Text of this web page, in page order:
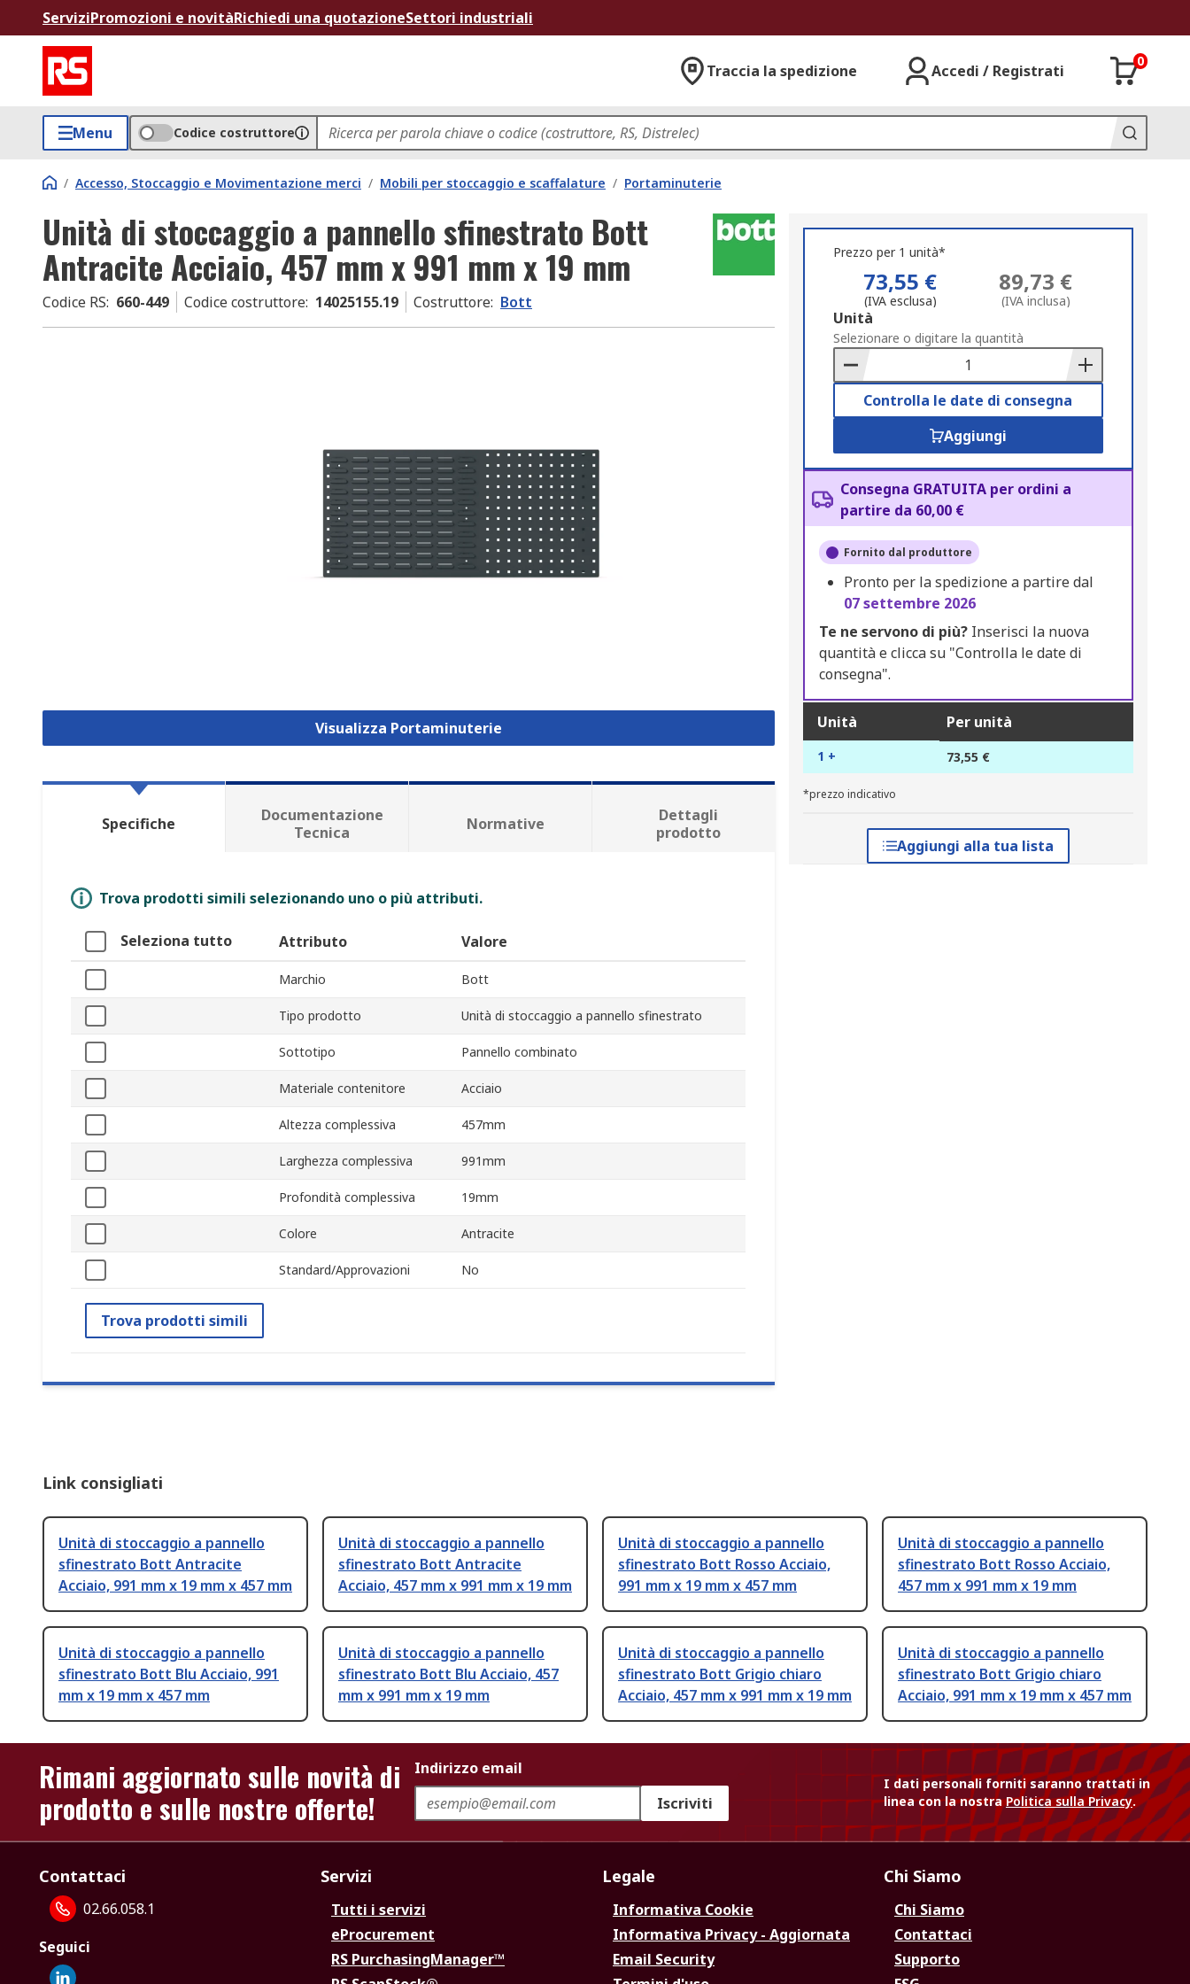
ServiziPromozioni e novitàRichiedi una quotazioneSettori industriali
Traccia la spedizione Accedi / Registrati
0
Menu Codice costruttore
/ Accesso, Stoccaggio e Movimentazione merci / Mobili per stoccaggio e scaffalature / Portaminuterie
Unità di stoccaggio a pannello sfinestrato Bott
Antracite Acciaio, 457 mm x 991 mm x 19 mm
Codice RS: 660-449 Codice costruttore: 14025155.19 Costruttore: Bott
Visualizza Portaminuterie
Prezzo per 1 unità*
73,55 €
(IVA esclusa)
89,73 €
(IVA inclusa)
Add
to
Basket
Unità
Selezionare o digitare la quantità
Controlla le date di consegna
Aggiungi
Consegna GRATUITA per ordini a
partire da 60,00 €
Fornito dal produttore
Pronto per la spedizione a partire dal
07 settembre 2026
Te ne servono di più?Inserisci la nuova
quantità e clicca su "Controlla le date di
consegna".
Unità Per unità
1 + 73,55 €
*prezzo indicativo
Aggiungi alla tua lista
Specifiche
Documentazione
Tecnica
Normative
Dettagli
prodotto
Trova prodotti simili selezionando uno o più attributi.
Seleziona tutto Attributo Valore
Marchio Bott
Tipo prodotto Unità di stoccaggio a pannello sfinestrato
Sottotipo Pannello combinato
Materiale contenitore Acciaio
Altezza complessiva 457mm
Larghezza complessiva 991mm
Profondità complessiva 19mm
Colore Antracite
Standard/Approvazioni No
Trova prodotti simili
Link consigliati
Unità di stoccaggio a pannello
sfinestrato Bott Antracite
Acciaio, 991 mm x 19 mm x 457 mm
Unità di stoccaggio a pannello
sfinestrato Bott Antracite
Acciaio, 457 mm x 991 mm x 19 mm
Unità di stoccaggio a pannello
sfinestrato Bott Rosso Acciaio,
991 mm x 19 mm x 457 mm
Unità di stoccaggio a pannello
sfinestrato Bott Rosso Acciaio,
457 mm x 991 mm x 19 mm
Unità di stoccaggio a pannello
sfinestrato Bott Blu Acciaio, 991
mm x 19 mm x 457 mm
Unità di stoccaggio a pannello
sfinestrato Bott Blu Acciaio, 457
mm x 991 mm x 19 mm
Unità di stoccaggio a pannello
sfinestrato Bott Grigio chiaro
Acciaio, 457 mm x 991 mm x 19 mm
Unità di stoccaggio a pannello
sfinestrato Bott Grigio chiaro
Acciaio, 991 mm x 19 mm x 457 mm
Rimani aggiornato sulle novità di
prodotto e sulle nostre offerte!
Indirizzo email
Iscriviti
I dati personali forniti saranno trattati in
linea con la nostraPolitica sulla Privacy.
Contattaci
02.66.058.1
Seguici
Servizi
Tutti i servizi
eProcurement
RS PurchasingManager™
Legale
Informativa Cookie
Informativa Privacy - Aggiornata
Email Security
Chi Siamo
Chi Siamo
Contattaci
Supporto